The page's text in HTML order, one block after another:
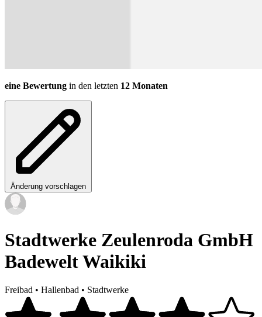
eine Bewertung in den letzten 12 Monaten
Änderung vorschlagen
Stadtwerke Zeulenroda GmbH
Badewelt Waikiki
Freibad • Hallenbad • Stadtwerke